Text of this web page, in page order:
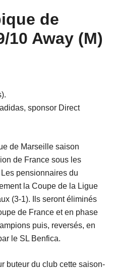
de
10 Away (M)
sponsor Direct
de Marseille saison
de France sous les
pensionnaires du
la Coupe de la Ligue
(3-1). Ils seront éliminés
de France et en phase
puis, reversés, en
le SL Benfica.
buteur du club cette saison-